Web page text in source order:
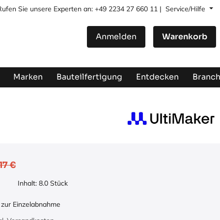
Sie unsere Experten an: +49 2234 27 660 11 | Service/Hilfe
Anmelden Warenkorb
Marken Bauteilfertigung Entdecken
€
Inhalt: 8.0 Stück
Einzelabnahme